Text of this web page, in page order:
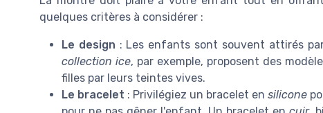
quelques critères à considérer :
Le design : Les enfants sont souvent attirés
collection ice, par exemple, proposent des
filles par leurs teintes vives.
Le bracelet : Privilégiez un bracelet en silicone